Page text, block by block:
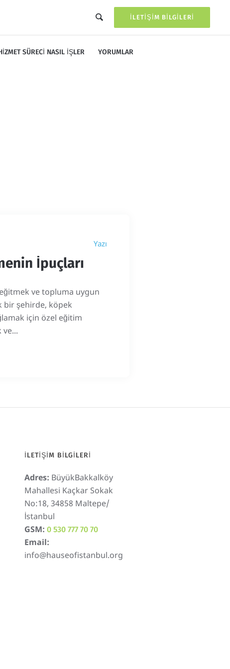
İLETIŞIM BILGILERI
SÜRECI NASIL İŞLER YORUMLAR
Yazı
İpuçları
ve topluma uygun
bir şehirde, köpek
için özel eğitim
ve...
İLETIŞIM BILGILERI
Adres: BüyükBakkalköy
Mahallesi Kaçkar Sokak
No:18, 34858 Maltepe/
İstanbul
GSM:0 530 777 70 70
Email:
info@hauseofistanbul.org